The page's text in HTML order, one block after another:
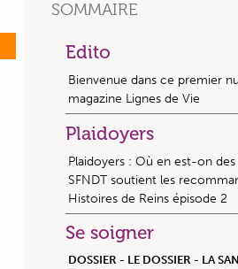
SOMMAIRE
Edito
Bienvenue dans ce premier
magazine Lignes de Vie
Plaidoyers
Plaidoyers : Où en est-on
SFNDT soutient les
Histoires de Reins épisode 2
Se soigner
DOSSIER - LE DOSSIER - LA